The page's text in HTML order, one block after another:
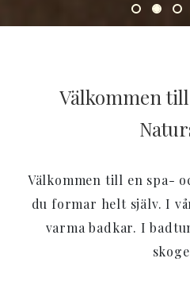
Välkommen
Välkommen till en spa-
du formar helt själv. I
varma badkar. I